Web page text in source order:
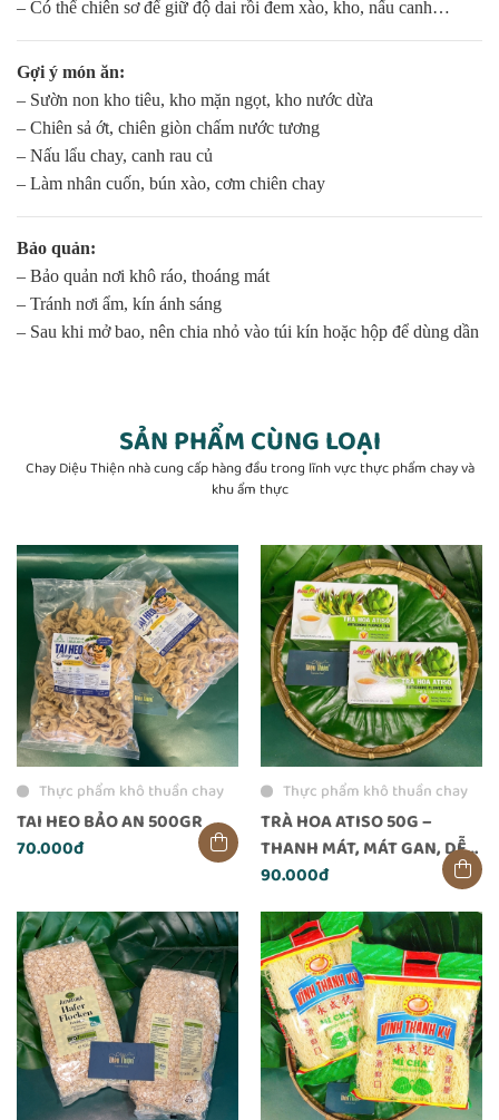
– Có thể chiên sơ để giữ độ dai rồi đem xào, kho, nấu canh…
Gợi ý món ăn:
– Sườn non kho tiêu, kho mặn ngọt, kho nước dừa
– Chiên sả ớt, chiên giòn chấm nước tương
– Nấu lẩu chay, canh rau củ
– Làm nhân cuốn, bún xào, cơm chiên chay
Bảo quản:
– Bảo quản nơi khô ráo, thoáng mát
– Tránh nơi ẩm, kín ánh sáng
– Sau khi mở bao, nên chia nhỏ vào túi kín hoặc hộp để dùng dần
SẢN PHẨM CÙNG LOẠI
Chay Diệu Thiện nhà cung cấp hàng đầu trong lĩnh vực thực phẩm chay và
khu ẩm thực
Thực phẩm khô thuần chay
TAI HEO BẢO AN 500GR
70.000đ
Thực phẩm khô thuần chay
TRÀ HOA ATISO 50G –
THANH MÁT, MÁT GAN, DỄ
UỐNG MỖI NGÀY
90.000đ